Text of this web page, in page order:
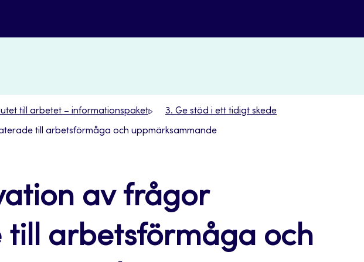
till arbetet – informationspaket 3. Ge stöd i ett tidigt skede
till arbetsförmåga och uppmärksammande
av frågor
till arbetsförmåga och